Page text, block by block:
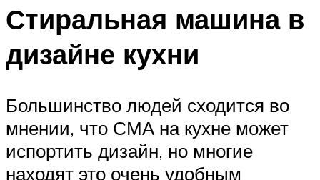
Стиральная машина в
дизайне кухни
Большинство людей сходится во
мнении, что СМА на кухне может
испортить дизайн, но многие
находят это очень удобным